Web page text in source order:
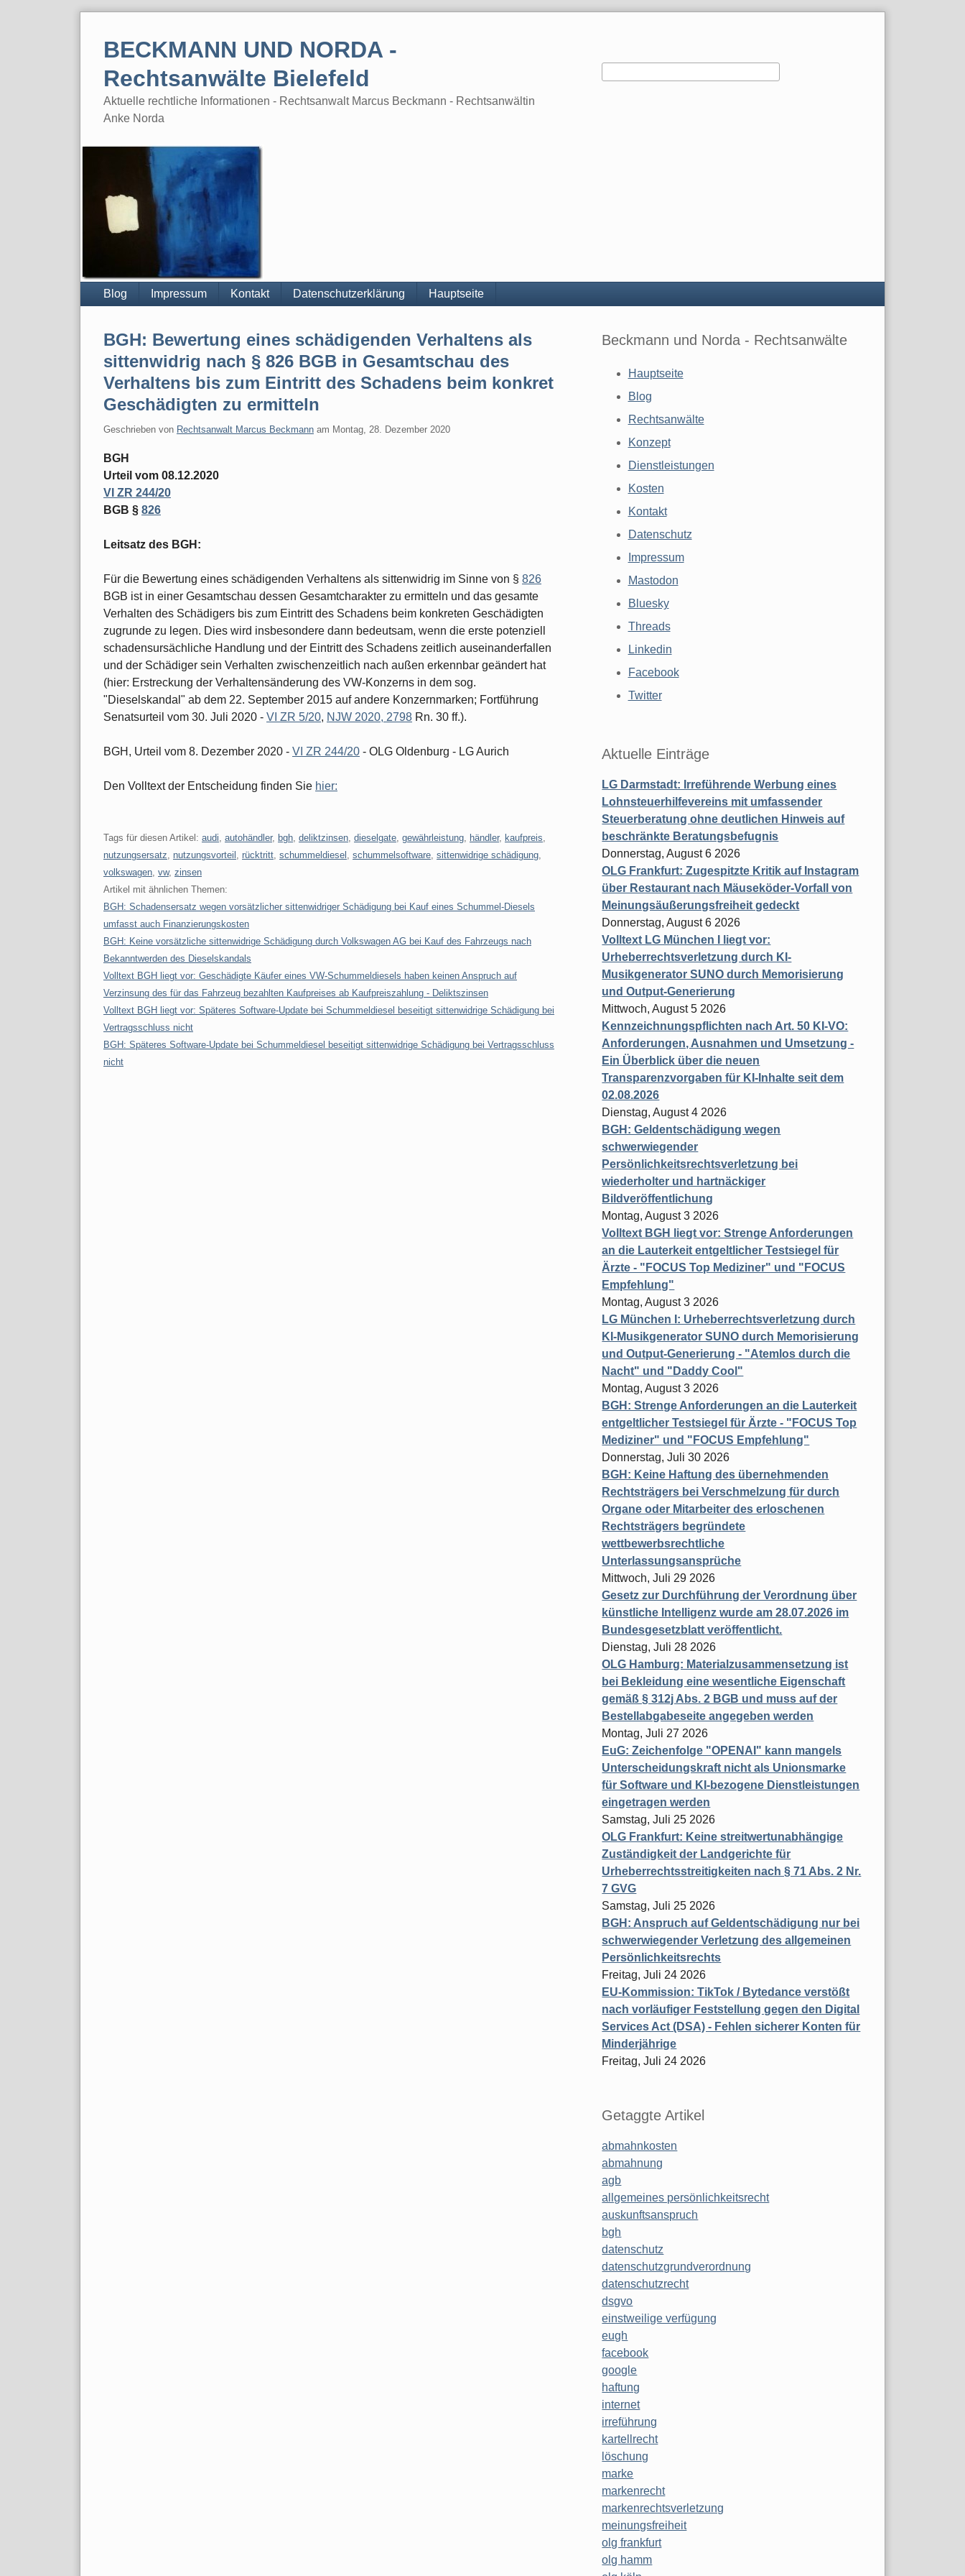
BECKMANN UND NORDA -
Rechtsanwälte Bielefeld
Aktuelle rechtliche Informationen - Rechtsanwalt Marcus Beckmann - Rechtsanwältin
Anke Norda
Blog Impressum Kontakt Datenschutzerklärung Hauptseite
BGH: Bewertung eines schädigenden Verhaltens als
sittenwidrig nach § 826 BGB in Gesamtschau des
Verhaltens bis zum Eintritt des Schadens beim konkret
Geschädigten zu ermitteln
Geschrieben von Rechtsanwalt Marcus Beckmann am Montag, 28. Dezember 2020
BGH
Urteil vom 08.12.2020
VI ZR 244/20
BGB § 826
Leitsatz des BGH:
Für die Bewertung eines schädigenden Verhaltens als sittenwidrig im Sinne von § 826
BGB ist in einer Gesamtschau dessen Gesamtcharakter zu ermitteln und das gesamte
Verhalten des Schädigers bis zum Eintritt des Schadens beim konkreten Geschädigten
zugrunde zu legen. Dies wird insbesondere dann bedeutsam, wenn die erste potenziell
schadensursächliche Handlung und der Eintritt des Schadens zeitlich auseinanderfallen
und der Schädiger sein Verhalten zwischenzeitlich nach außen erkennbar geändert hat
(hier: Erstreckung der Verhaltensänderung des VW-Konzerns in dem sog.
"Dieselskandal" ab dem 22. September 2015 auf andere Konzernmarken; Fortführung
Senatsurteil vom 30. Juli 2020 - VI ZR 5/20, NJW 2020, 2798 Rn. 30 ff.).
BGH, Urteil vom 8. Dezember 2020 - VI ZR 244/20 - OLG Oldenburg - LG Aurich
Den Volltext der Entscheidung finden Sie hier:
Tags für diesen Artikel: audi autohändler, bgh deliktzinsen dieselgate gewährleistung händler, kaufpreis
nutzungsersatz
nutzungsvorteil rücktritt schummeldiesel schummelsoftware sittenwidrige schädigung
volkswagen vw, zinsen
Artikel mit ähnlichen Themen:
BGH: Schadensersatz wegen vorsätzlicher sittenwidriger Schädigung bei Kauf eines Schummel-Diesels
umfasst auch Finanzierungskosten
BGH: Keine vorsätzliche sittenwidrige Schädigung durch Volkswagen AG bei Kauf des Fahrzeugs nach
Bekanntwerden des Dieselskandals
Volltext BGH liegt vor: Geschädigte Käufer eines VW-Schummeldiesels haben keinen Anspruch auf
Verzinsung des für das Fahrzeug bezahlten Kaufpreises ab Kaufpreiszahlung - Deliktszinsen
Volltext BGH liegt vor: Späteres Software-Update bei Schummeldiesel beseitigt sittenwidrige Schädigung bei
Vertragsschluss nicht
BGH: Späteres Software-Update bei Schummeldiesel beseitigt sittenwidrige Schädigung bei Vertragsschluss
nicht
Beckmann und Norda - Rechtsanwälte
Hauptseite
Blog
Rechtsanwälte
Konzept
Dienstleistungen
Kosten
Kontakt
Datenschutz
Impressum
Mastodon
Bluesky
Threads
Linkedin
Facebook
Twitter
Aktuelle Einträge
LG Darmstadt: Irreführende Werbung eines
Lohnsteuerhilfevereins mit umfassender
Steuerberatung ohne deutlichen Hinweis auf
beschränkte Beratungsbefugnis
Donnerstag, August 6 2026
OLG Frankfurt: Zugespitzte Kritik auf Instagram
über Restaurant nach Mäuseköder-Vorfall von
Meinungsäußerungsfreiheit gedeckt
Donnerstag, August 6 2026
Volltext LG München I liegt vor:
Urheberrechtsverletzung durch KI-
Musikgenerator SUNO durch Memorisierung
und Output-Generierung
Mittwoch, August 5 2026
Kennzeichnungspflichten nach Art. 50 KI-VO:
Anforderungen, Ausnahmen und Umsetzung -
Ein Überblick über die neuen
Transparenzvorgaben für KI-Inhalte seit dem
02.08.2026
Dienstag, August 4 2026
BGH: Geldentschädigung wegen
schwerwiegender
Persönlichkeitsrechtsverletzung bei
wiederholter und hartnäckiger
Bildveröffentlichung
Montag, August 3 2026
Volltext BGH liegt vor: Strenge Anforderungen
an die Lauterkeit entgeltlicher Testsiegel für
Ärzte - "FOCUS Top Mediziner" und "FOCUS
Empfehlung"
Montag, August 3 2026
LG München I: Urheberrechtsverletzung durch
KI-Musikgenerator SUNO durch Memorisierung
und Output-Generierung - "Atemlos durch die
Nacht" und "Daddy Cool"
Montag, August 3 2026
BGH: Strenge Anforderungen an die Lauterkeit
entgeltlicher Testsiegel für Ärzte - "FOCUS Top
Mediziner" und "FOCUS Empfehlung"
Donnerstag, Juli 30 2026
BGH: Keine Haftung des übernehmenden
Rechtsträgers bei Verschmelzung für durch
Organe oder Mitarbeiter des erloschenen
Rechtsträgers begründete
wettbewerbsrechtliche
Unterlassungsansprüche
Mittwoch, Juli 29 2026
Gesetz zur Durchführung der Verordnung über
künstliche Intelligenz wurde am 28.07.2026 im
Bundesgesetzblatt veröffentlicht.
Dienstag, Juli 28 2026
OLG Hamburg: Materialzusammensetzung ist
bei Bekleidung eine wesentliche Eigenschaft
gemäß § 312j Abs. 2 BGB und muss auf der
Bestellabgabeseite angegeben werden
Montag, Juli 27 2026
EuG: Zeichenfolge "OPENAI" kann mangels
Unterscheidungskraft nicht als Unionsmarke
für Software und KI-bezogene Dienstleistungen
eingetragen werden
Samstag, Juli 25 2026
OLG Frankfurt: Keine streitwertunabhängige
Zuständigkeit der Landgerichte für
Urheberrechtsstreitigkeiten nach § 71 Abs. 2 Nr.
7 GVG
Samstag, Juli 25 2026
BGH: Anspruch auf Geldentschädigung nur bei
schwerwiegender Verletzung des allgemeinen
Persönlichkeitsrechts
Freitag, Juli 24 2026
EU-Kommission: TikTok / Bytedance verstößt
nach vorläufiger Feststellung gegen den Digital
Services Act (DSA) - Fehlen sicherer Konten für
Minderjährige
Freitag, Juli 24 2026
Getaggte Artikel
abmahnkosten
abmahnung
agb
allgemeines persönlichkeitsrecht
auskunftsanspruch
bgh
datenschutz
datenschutzgrundverordnung
datenschutzrecht
dsgvo
einstweilige verfügung
eugh
facebook
google
haftung
internet
irreführung
kartellrecht
löschung
marke
markenrecht
markenrechtsverletzung
meinungsfreiheit
olg frankfurt
olg hamm